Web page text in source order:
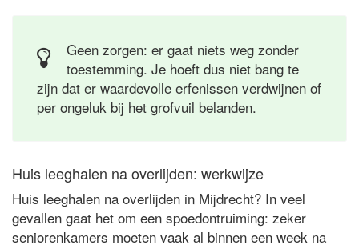
Geen zorgen: er gaat niets weg zonder
toestemming. Je hoeft dus niet bang te
zijn dat er waardevolle erfenissen verdwijnen of
per ongeluk bij het grofvuil belanden.
Huis leeghalen na overlijden: werkwijze
Huis leeghalen na overlijden in Mijdrecht? In veel
gevallen gaat het om een spoedontruiming: zeker
seniorenkamers moeten vaak al binnen een week na